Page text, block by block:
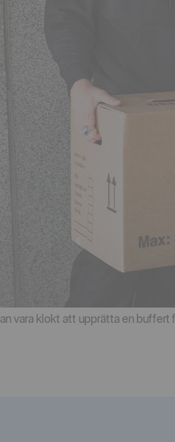
vara klokt att upprätta en buffert